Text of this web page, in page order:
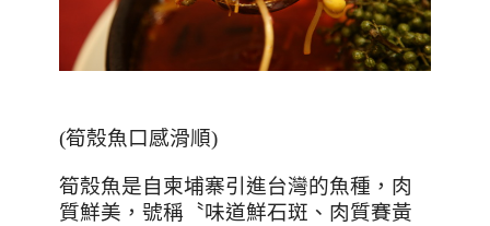
(筍殼魚口感滑順)
筍殼魚是自柬埔寨引進台灣的魚種，肉
質鮮美，號稱〝味道鮮石斑、肉質賽黃